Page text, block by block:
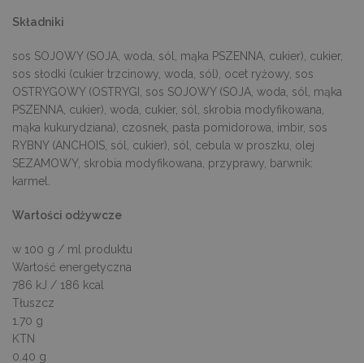
Składniki
sos SOJOWY (SOJA, woda, sól, mąka PSZENNA, cukier), cukier,
sos słodki (cukier trzcinowy, woda, sól), ocet ryżowy, sos
OSTRYGOWY (OSTRYGI, sos SOJOWY (SOJA, woda, sól, mąka
PSZENNA, cukier), woda, cukier, sól, skrobia modyfikowana,
mąka kukurydziana), czosnek, pasta pomidorowa, imbir, sos
RYBNY (ANCHOIS, sól, cukier), sól, cebula w proszku, olej
SEZAMOWY, skrobia modyfikowana, przyprawy, barwnik:
karmel.
Wartości odżywcze
w 100 g / ml produktu
Wartość energetyczna
786 kJ / 186 kcal
Tłuszcz
1.70 g
KTN
0.40 g